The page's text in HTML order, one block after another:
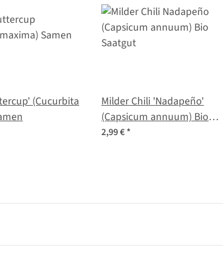
(Cucurbita
Milder Chili 'Nadapeño'
(Capsicum annuum) Bio
Saatgut
2,99 €*